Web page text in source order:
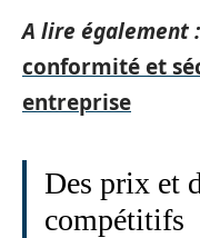
A lire également :
conformité et
entreprise
Des prix et
compétitifs